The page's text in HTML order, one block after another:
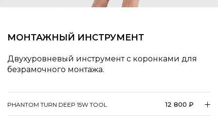
МОНТАЖНЫЙ ИНСТРУМЕНТ
Двухуровневый инструмент с коронками для
безрамочного монтажа.
PHANTOM TURN DEEP 15W TOOL 12 800 ₽